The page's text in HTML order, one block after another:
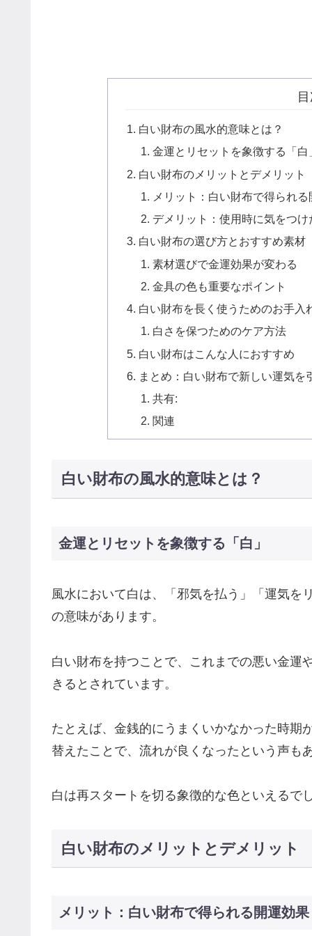
白い財布の風水的意味とは？
金運とリセットを象徴する「白
白い財布のメリットとデメリット
メリット：白い財布で得られる
デメリット：使用時に気をつ
白い財布の選び方とおすすめ素材
素材選びで金運効果が変わる
金具の色も重要なポイント
白い財布を長く使うためのお手入
白さを保つためのケア方法
白い財布はこんな人におすすめ
まとめ：白い財布で新しい運気を
共有:
関連
白い財布の風水的意味とは？
金運とリセットを象徴する「白」
風水において白は、「邪気を払う」「運気を
の意味があります。
白い財布を持つことで、これまでの悪い金運
きるとされています​​​。
たとえば、金銭的にうまくいかなかった時期
替えたことで、流れが良くなったという声も
白は再スタートを切る象徴的な色といえるで
白い財布のメリットとデメリット
メリット：白い財布で得られる開運効果